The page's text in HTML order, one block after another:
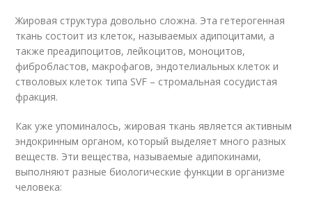
Жировая структура довольно сложна. Эта гетерогенная
ткань состоит из клеток, называемых адипоцитами, а
также преадипоцитов, лейкоцитов, моноцитов,
фибробластов, макрофагов, эндотелиальных клеток и
стволовых клеток типа SVF – стромальная сосудистая
фракция.
Как уже упоминалось, жировая ткань является активным
эндокринным органом, который выделяет много разных
веществ. Эти вещества, называемые адипокинами,
выполняют разные биологические функции в организме
человека: